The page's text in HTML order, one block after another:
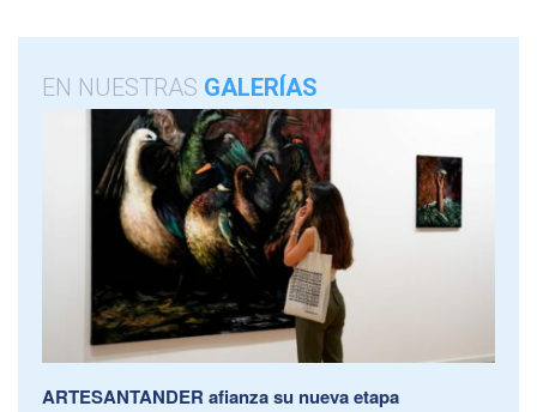
EN NUESTRAS GALERÍAS
ARTESANTANDER afianza su nueva etapa